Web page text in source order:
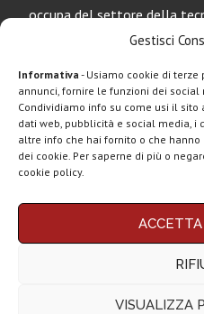
Gestisci
Informativa - Usiamo cookie di
annunci, fornire le funzioni dei
Condividiamo info su come usi il
dati web, pubblicità e social media, i
altre info che hai fornito o che hanno
dei cookie. Per saperne di più o
cookie policy.
VISUALIZZA
occupa del settore della
una particolare
Chi siamo Contatti
Questo blog non rappresenta una
Affiliazione Amazon EU, un
LEGGI ANCHE
Google lancia
Search Live con
Rassegna stampa
Business e la